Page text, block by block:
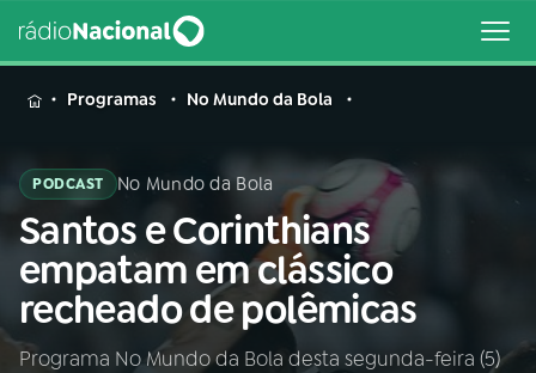
MENU
Buscar
na
Rádio
Nacional
Buscar
AO VIVO
Programas No Mundo da Bola
PODCAST No Mundo da Bola
Santos e Corinthians
empatam em clássico
recheado de polêmicas
Programa No Mundo da Bola desta segunda-feira (5)